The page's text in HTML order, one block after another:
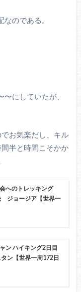
のである。
にしていたが、
お気楽だし、キル
半と時間こそかか
へのトレッキング
ジョージア【世界一
ン ハイキング2日目
ン【世界一周172日